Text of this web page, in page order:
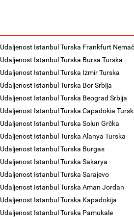
Udaljenost Istanbul Turska Frankfurt
Udaljenost Istanbul Turska Bursa Turska
Udaljenost Istanbul Turska Izmir Turska
Udaljenost Istanbul Turska Bor Srbija
Udaljenost Istanbul Turska Beograd Srbija
Udaljenost Istanbul Turska Capadokia
Udaljenost Istanbul Turska Solun Grčka
Udaljenost Istanbul Turska Alanya Turska
Udaljenost Istanbul Turska Burgas
Udaljenost Istanbul Turska Sakarya
Udaljenost Istanbul Turska Sarajevo
Udaljenost Istanbul Turska Aman Jordan
Udaljenost Istanbul Turska Kapadokija
Udaljenost Istanbul Turska Pamukale